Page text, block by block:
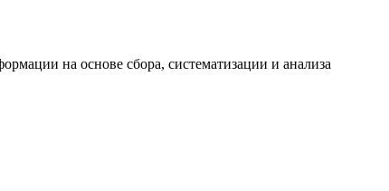
на основе сбора, систематизации и анализа